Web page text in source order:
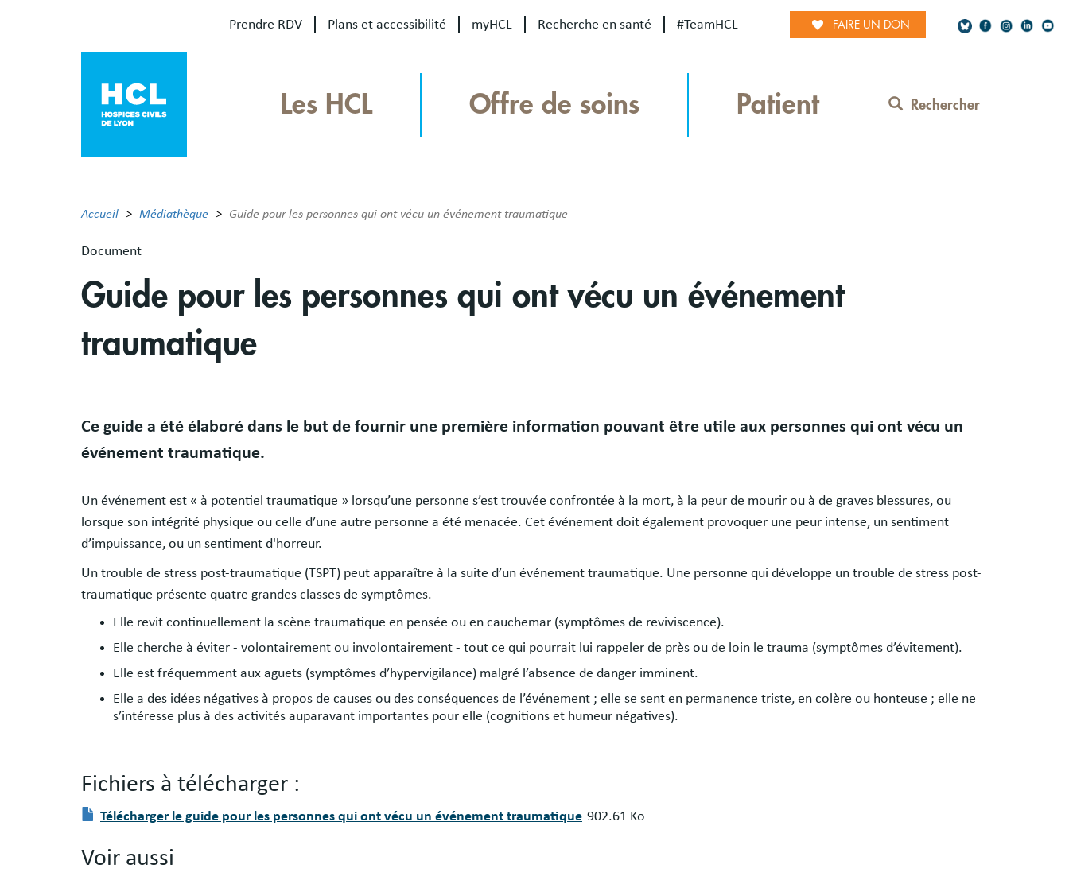
Prendre RDV Plans et accessibilité myHCL Recherche en santé #TeamHCL FAIRE UN DON
Network
Les HCL Offre de soins Patient Rechercher
Accueil Médiathèque Guide pour les personnes qui ont vécu un événement traumatique
Document
Guide pour les personnes qui ont vécu un événement
traumatique
Body
Ce guide a été élaboré dans le but de fournir une première information pouvant être utile aux personnes qui ont vécu un
événement traumatique.
Un événement est « à potentiel traumatique » lorsqu’une personne s’est trouvée confrontée à la mort, à la peur de mourir ou à de graves blessures, ou
lorsque son intégrité physique ou celle d’une autre personne a été menacée. Cet événement doit également provoquer une peur intense, un sentiment
d’impuissance, ou un sentiment d'horreur.
Un trouble de stress post-traumatique (TSPT) peut apparaître à la suite d’un événement traumatique. Une personne qui développe un trouble de stress post-
traumatique présente quatre grandes classes de symptômes.
Elle revit continuellement la scène traumatique en pensée ou en cauchemar (symptômes de reviviscence).
Elle cherche à éviter - volontairement ou involontairement - tout ce qui pourrait lui rappeler de près ou de loin le trauma (symptômes d’évitement).
Elle est fréquemment aux aguets (symptômes d’hypervigilance) malgré l’absence de danger imminent.
Elle a des idées négatives à propos de causes ou des conséquences de l’événement ; elle se sent en permanence triste, en colère ou honteuse ; elle ne
s’intéresse plus à des activités auparavant importantes pour elle (cognitions et humeur négatives).
Fichiers à télécharger :
Fichier(s)
télécharger
Document
Télécharger le guide pour les personnes qui ont vécu un événement traumatique 902.61 Ko
Voir aussi